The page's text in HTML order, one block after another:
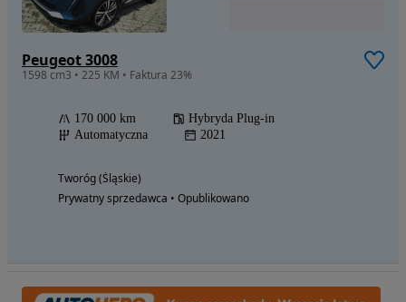
Peugeot 3008
1598 cm3 • 225 KM • Faktura 23%
170 000 km
Hybryda Plug-in
Automatyczna
2021
Tworóg (Śląskie)
Prywatny sprzedawca • Opublikowano